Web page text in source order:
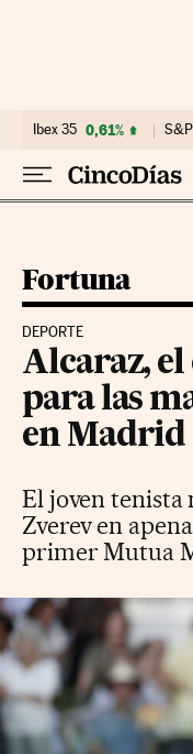
Ibex 35 0,61%
Fortuna
DEPORTE
Alcaraz, el
para las
en Madrid
El joven tenista
Zverev en
primer Mutua